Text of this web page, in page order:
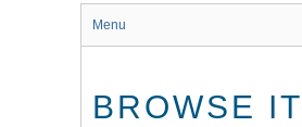
Menu
BROWSE